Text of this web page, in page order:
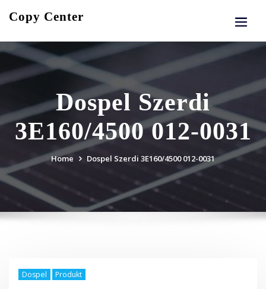
Copy Center
Dospel Szerdi
3E160/4500 012-0031
Home Dospel Szerdi 3E160/4500 012-0031
Dospel Produkt